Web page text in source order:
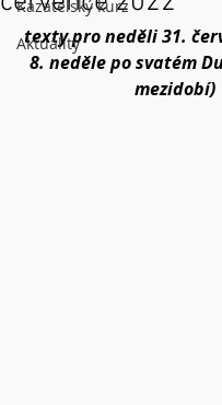
Kazatelský kurz
Aktuality
texty pro neděli 31.
8. neděle po svatém
mezidobí)